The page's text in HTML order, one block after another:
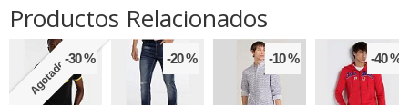
Productos Relacionados
Agotado-30 % -20 % -10 % -40 %